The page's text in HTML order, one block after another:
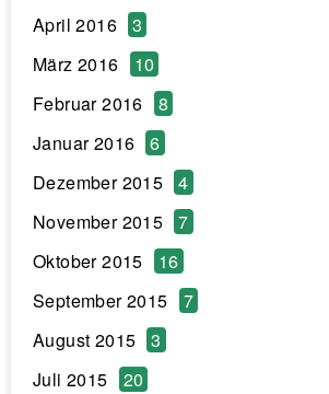
April 2016
3
März 2016
10
Februar 2016
8
Januar 2016
6
Dezember 2015
4
November 2015
7
Oktober 2015
16
September 2015
7
August 2015
3
Juli 2015
20